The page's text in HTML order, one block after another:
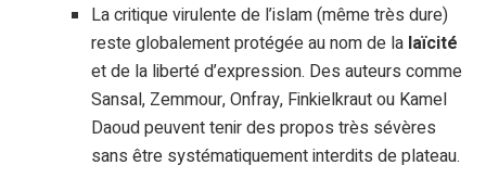
La critique virulente de l’islam (même très dure)
reste globalement protégée au nom de la laïcité
et de la liberté d’expression. Des auteurs comme
Sansal, Zemmour, Onfray, Finkielkraut ou Kamel
Daoud peuvent tenir des propos très sévères
sans être systématiquement interdits de plateau.